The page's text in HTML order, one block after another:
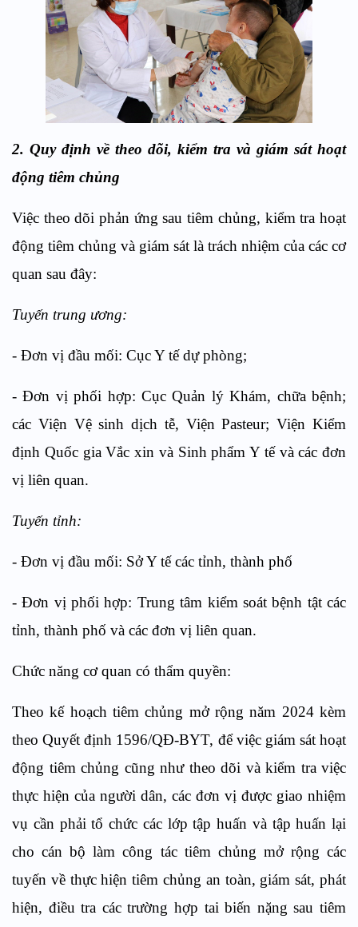
2. Quy định về theo dõi, kiểm tra và giám sát hoạt
động tiêm chủng
Việc theo dõi phản ứng sau tiêm chủng, kiểm tra hoạt
động tiêm chủng và giám sát là trách nhiệm của các cơ
quan sau đây:
Tuyến trung ương:
- Đơn vị đầu mối: Cục Y tế dự phòng;
- Đơn vị phối hợp: Cục Quản lý Khám, chữa bệnh;
các Viện Vệ sinh dịch tễ, Viện Pasteur; Viện Kiểm
định Quốc gia Vắc xin và Sinh phẩm Y tế và các đơn
vị liên quan.
Tuyến tỉnh:
- Đơn vị đầu mối: Sở Y tế các tỉnh, thành phố
- Đơn vị phối hợp: Trung tâm kiểm soát bệnh tật các
tỉnh, thành phố và các đơn vị liên quan.
Chức năng cơ quan có thẩm quyền:
Theo kế hoạch tiêm chủng mở rộng năm 2024 kèm
theo Quyết định 1596/QĐ-BYT, để việc giám sát hoạt
động tiêm chủng cũng như theo dõi và kiểm tra việc
thực hiện của người dân, các đơn vị được giao nhiệm
vụ cần phải tổ chức các lớp tập huấn và tập huấn lại
cho cán bộ làm công tác tiêm chủng mở rộng các
tuyến về thực hiện tiêm chủng an toàn, giám sát, phát
hiện, điều tra các trường hợp tai biến nặng sau tiêm